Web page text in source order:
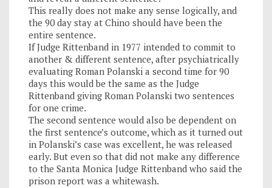
This really does not make any sense logically, and
the 90 day stay at Chino should have been the
entire sentence.
If Judge Rittenband in 1977 intended to commit to
another & different sentence, after psychiatrically
evaluating Roman Polanski a second time for 90
days this would be the same as the Judge
Rittenband giving Roman Polanski two sentences
for one crime.
The second sentence would also be dependent on
the first sentence’s outcome, which as it turned out
in Polanski’s case was excellent, he was released
early. But even so that did not make any difference
to the Santa Monica Judge Rittenband who said the
prison report was a whitewash.